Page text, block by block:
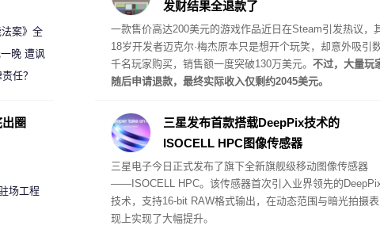
发财结果全退款了
一款售价高达200美元的游戏作品近日在Steam引发热议，
18岁开发者迈克尔·梅杰原本只是想开个玩笑，却意外吸引
千名玩家购买，销售额一度突破130万美元。 不过，大量玩
随后申请退款，最终实际收入仅剩约2045美元。
三星发布首款搭载DeepPix技术的
ISOCELL HPC图像传感器
三星电子今日正式发布了旗下全新旗舰级移动图像传感器
——ISOCELL HPC。该传感器首次引入业界领先的
技术，支持16-bit RAW格式输出，在动态范围与暗光拍摄表
现上实现了大幅提升。
案》全
晚 遭讽
任？
圈
场工程